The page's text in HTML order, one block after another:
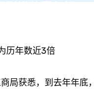
历年数近3倍
局获悉，到去年年底